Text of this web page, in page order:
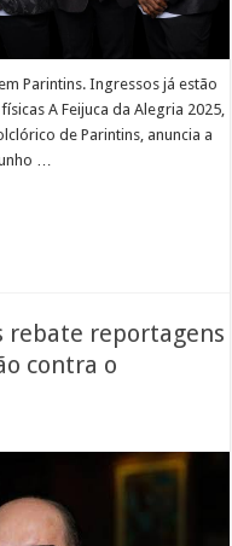
Parintins. Ingressos já estão
A Feijuca da Alegria 2025,
de Parintins, anuncia a
…
rebate reportagens
contra o